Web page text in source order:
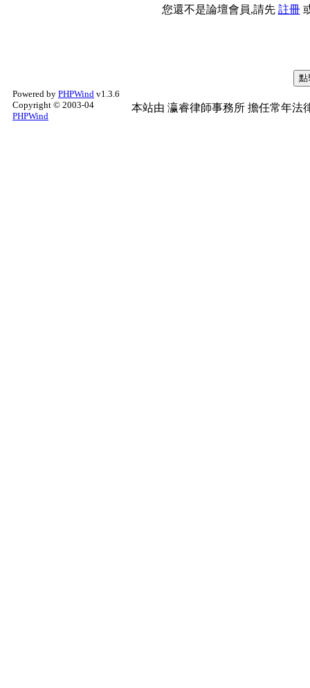
您還不是論壇會員,請先 註冊
Powered by PHPWind v1.3.6
Copyright © 2003-04
PHPWind
本站由 瀛睿律師事務所 擔任常年法